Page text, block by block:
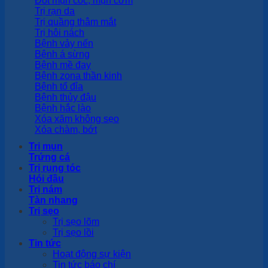
Trị rạn da
Trị quầng thâm mắt
Trị hôi nách
Bệnh vảy nến
Bệnh á sừng
Bệnh mề đay
Bệnh zona thần kinh
Bệnh tổ đỉa
Bệnh thủy đậu
Bệnh hắc lào
Xóa xăm không sẹo
Xóa chàm, bớt
Trị mụn
Trứng cá
Trị rụng tóc
Hói đầu
Trị nám
Tàn nhang
Trị sẹo
Trị sẹo lõm
Trị sẹo lồi
Tin tức
Hoạt động sự kiện
Tin tức báo chí